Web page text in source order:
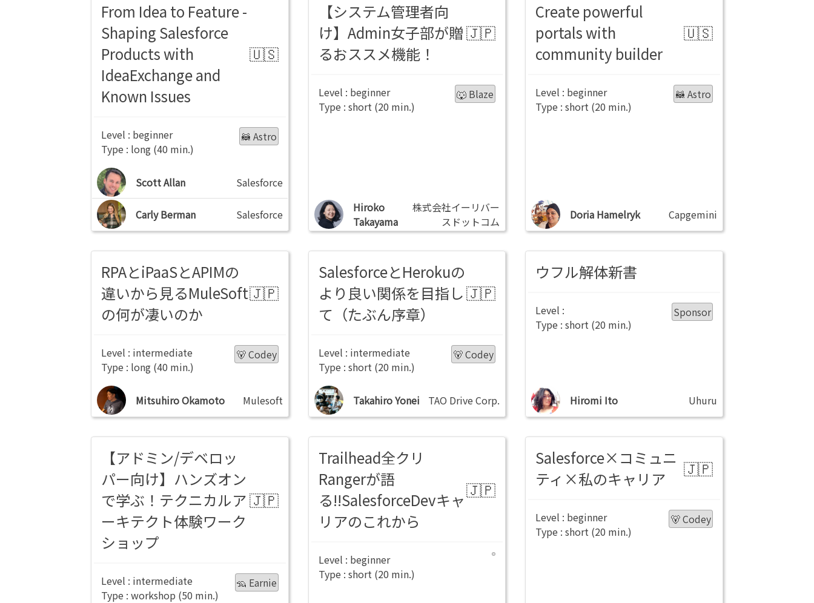
From Idea to Feature -
Shaping Salesforce
Products with
IdeaExchange and
Known Issues
🦝 Astro
beginner
long
Scott Allan Salesforce
Carly Berman Salesforce
【システム管理者向
け】Admin女子部が贈
るおススメ機能！
🐺 Blaze
beginner
short
Hiroko
Takayama
株式会社イーリバー
スドットコム
Create powerful
portals with
community builder
🦝 Astro
beginner
short
Doria Hamelryk Capgemini
RPAとiPaaSとAPIMの
違いから見るMuleSoft
の何が凄いのか
🐻 Codey
intermediate
long
Mitsuhiro Okamoto Mulesoft
SalesforceとHerokuの
より良い関係を目指し
て（たぶん序章）
🐻 Codey
intermediate
short
Takahiro Yonei TAO Drive Corp.
ウフル解体新書
Sponsor
short
Hiromi Ito Uhuru
【アドミン/デベロッ
パー向け】ハンズオン
で学ぶ！テクニカルア
ーキテクト体験ワーク
ショップ
🦡 Earnie
intermediate
workshop
Trailhead全クリ
Rangerが語
る!!SalesforceDevキャ
リアのこれから
beginner
short
Salesforce×コミュニ
ティ×私のキャリア
🐻 Codey
beginner
short